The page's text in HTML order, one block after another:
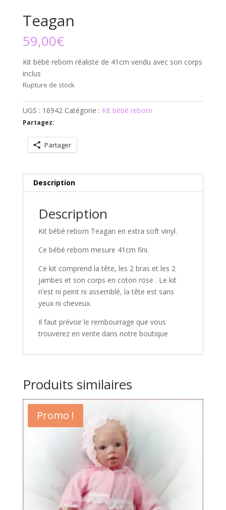
Teagan
59,00€
Kit bébé reborn réaliste de 41cm vendu avec son corps
inclus
Rupture de stock
UGS : 16942 Catégorie : Kit bébé reborn
Partagez:
Partager
Description
Description
Kit bébé reborn Teagan en extra soft vinyl.
Ce bébé reborn mesure 41cm fini.
Ce kit comprend la tête, les 2 bras et les 2
jambes et son corps en coton rose . Le kit
n’est ni peint ni assemblé, la tête est sans
yeux ni cheveux.
Il faut prévoir le rembourrage que vous
trouverez en vente dans notre boutique
Produits similaires
Promo !